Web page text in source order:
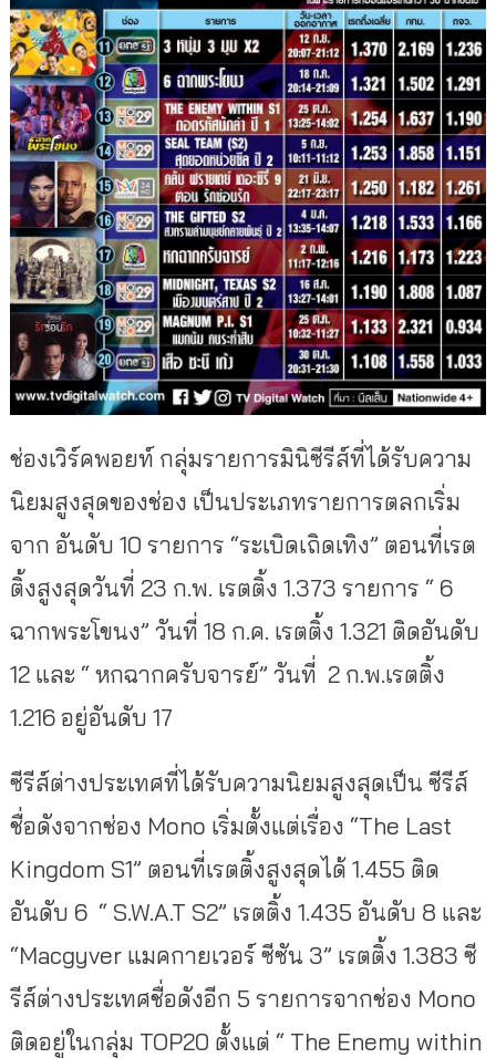
ช่องเวิร์คพอยท์ กลุ่มรายการมินิซีรีส์ที่ได้รับความ
นิยมสูงสุดของช่อง เป็นประเภทรายการตลกเริ่ม
จาก อันดับ 10 รายการ “ระเบิดเถิดเทิง” ตอนที่เรต
ติ้งสูงสุดวันที่ 23 ก.พ. เรตติ้ง 1.373 รายการ “ 6
ฉากพระโขนง” วันที่ 18 ก.ค. เรตติ้ง 1.321 ติดอันดับ
12 และ “ หกฉากครับจารย์” วันที่ 2 ก.พ.เรตติ้ง
1.216 อยู่อันดับ 17
ซีรีส์ต่างประเทศที่ได้รับความนิยมสูงสุดเป็น ซีรีส์
ชื่อดังจากช่อง Mono เริ่มตั้งแต่เรื่อง “The Last
Kingdom S1” ตอนที่เรตติ้งสูงสุดได้ 1.455 ติด
อันดับ 6 “ S.W.A.T S2” เรตติ้ง 1.435 อันดับ 8 และ
“Macgyver แมคกายเวอร์ ซีซัน 3” เรตติ้ง 1.383 ซี
รีส์ต่างประเทศชื่อดังอีก 5 รายการจากช่อง Mono
ติดอยู่ในกลุ่ม TOP20 ตั้งแต่ “ The Enemy within